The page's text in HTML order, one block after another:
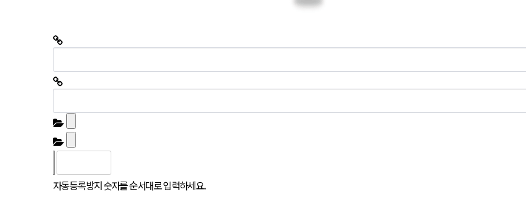
자동등록방지 숫자를 순서대로 입력하세요.